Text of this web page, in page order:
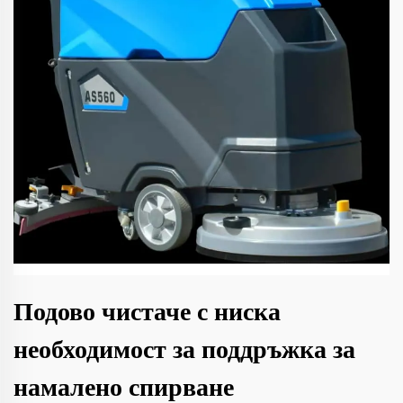
Подово чистаче с ниска
необходимост за поддръжка за
намалено спирване